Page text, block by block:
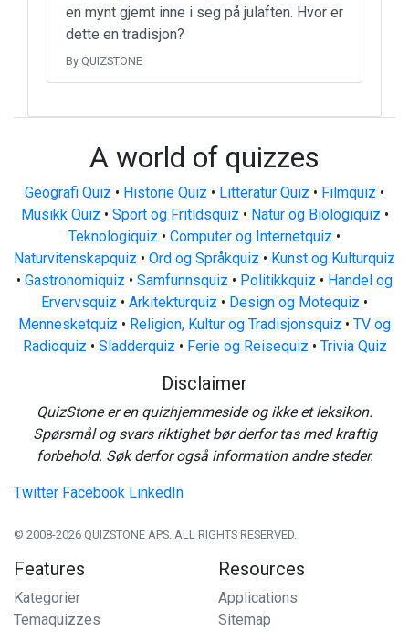
en mynt gjemt inne i seg på julaften. Hvor er
dette en tradisjon?
By QUIZSTONE
A world of quizzes
Geografi Quiz • Historie Quiz • Litteratur Quiz • Filmquiz •
Musikk Quiz • Sport og Fritidsquiz • Natur og Biologiquiz •
Teknologiquiz • Computer og Internetquiz •
Naturvitenskapquiz • Ord og Språkquiz • Kunst og Kulturquiz
• Gastronomiquiz • Samfunnsquiz • Politikkquiz • Handel og
Ervervsquiz • Arkitekturquiz • Design og Motequiz •
Mennesketquiz • Religion, Kultur og Tradisjonsquiz • TV og
Radioquiz • Sladderquiz • Ferie og Reisequiz • Trivia Quiz
Disclaimer
QuizStone er en quizhjemmeside og ikke et leksikon.
Spørsmål og svars riktighet bør derfor tas med kraftig
forbehold. Søk derfor også information andre steder.
Twitter Facebook LinkedIn
© 2008-2026 QUIZSTONE APS. ALL RIGHTS RESERVED.
Features
Kategorier
Temaquizzes
Resources
Applications
Sitemap